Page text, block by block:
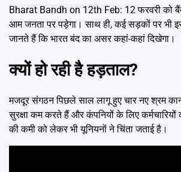
Bharat Bandh on 12th Feb: 12 फरवरी को
आम जनता पर पड़ेगा। साथ ही, कई सड़कों पर भी
जानते हैं कि भारत बंद का असर कहां-कहां दिखेगा।
क्यों हो रही है हड़ताल?
मजदूर संगठन पिछले साल लागू हुए चार नए श्रम
सुरक्षा कम करते हैं और कंपनियों के लिए
की कमी को लेकर भी यूनियनों ने चिंता जताई है।